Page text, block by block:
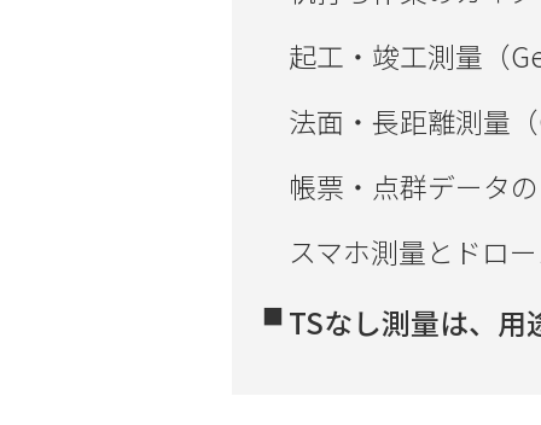
起工・竣工測量（
法面・長距離測量
帳票・点群データ
スマホ測量とドロ
TSなし測量は、